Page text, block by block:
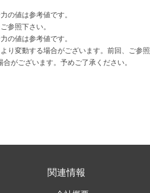
の値は参考値です。
参照下さい。
の値は参考値です。
り変動する場合がございます。前回、ご参照
がございます。予めご了承ください。
関連情報